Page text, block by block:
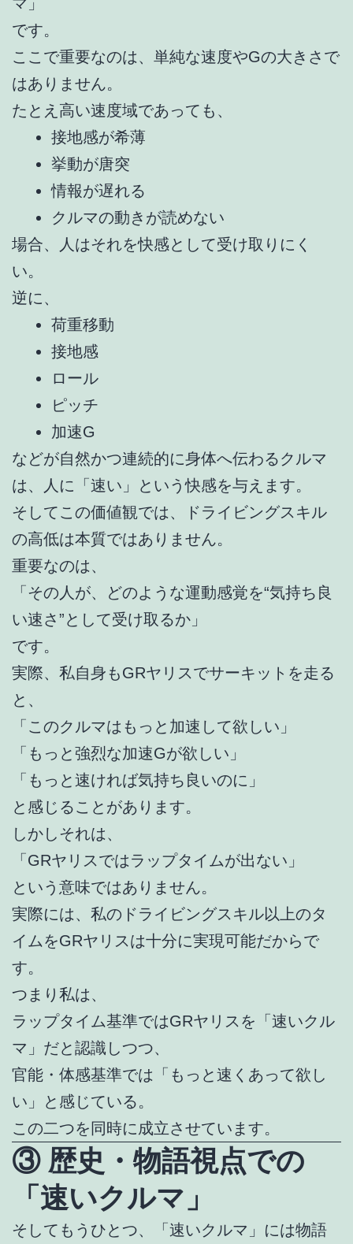
です。
ここで重要なのは、単純な速度やGの大きさで
はありません。
たとえ高い速度域であっても、
接地感が希薄
挙動が唐突
情報が遅れる
クルマの動きが読めない
場合、人はそれを快感として受け取りにく
い。
逆に、
荷重移動
接地感
ロール
ピッチ
加速G
などが自然かつ連続的に身体へ伝わるクルマ
は、人に「速い」という快感を与えます。
そしてこの価値観では、ドライビングスキル
の高低は本質ではありません。
重要なのは、
「その人が、どのような運動感覚を“気持ち良
い速さ”として受け取るか」
です。
実際、私自身もGRヤリスでサーキットを走る
と、
「このクルマはもっと加速して欲しい」
「もっと強烈な加速Gが欲しい」
「もっと速ければ気持ち良いのに」
と感じることがあります。
しかしそれは、
「GRヤリスではラップタイムが出ない」
という意味ではありません。
実際には、私のドライビングスキル以上のタ
イムをGRヤリスは十分に実現可能だからで
す。
つまり私は、
ラップタイム基準ではGRヤリスを「速いクル
マ」だと認識しつつ、
官能・体感基準では「もっと速くあって欲し
い」と感じている。
この二つを同時に成立させています。
③ 歴史・物語視点での
「速いクルマ」
そしてもうひとつ、「速いクルマ」には物語